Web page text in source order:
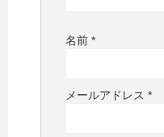
名前 *
メールアドレス *